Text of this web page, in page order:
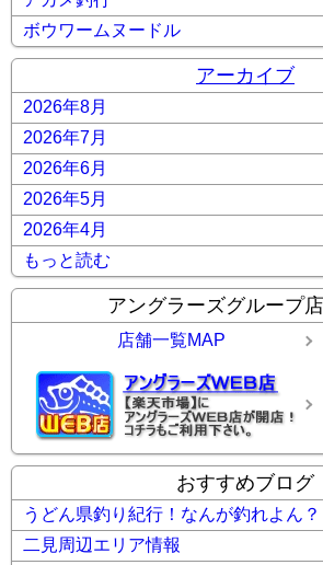
ボウワームヌードル
アーカイブ
2026年8月
2026年7月
2026年6月
2026年5月
2026年4月
もっと読む
アングラーズグループ
店舗一覧MAP
おすすめブログ
うどん県釣り紀行！なんが釣れよん？
二見周辺エリア情報